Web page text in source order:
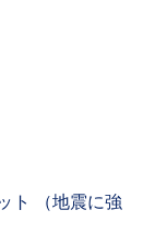
ト （地震に強